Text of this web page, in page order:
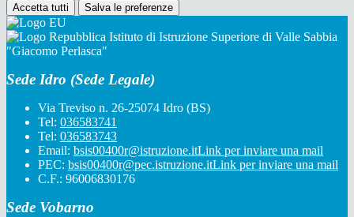
Accetta tutti Salva le preferenze
Istituto di Istruzione Superiore di Valle Sabbia
"Giacomo Perlasca"
Sede Idro (Sede Legale)
Via Treviso n. 26-25074 Idro (BS)
Tel: 036583741
Tel: 036583743
Email: bsis00400r@istruzione.itLink per inviare una mail
PEC: bsis00400r@pec.istruzione.itLink per inviare una mail
C.F.: 96006830176
Sede Vobarno